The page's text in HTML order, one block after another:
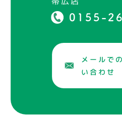
0155-
メールで
い合わせ